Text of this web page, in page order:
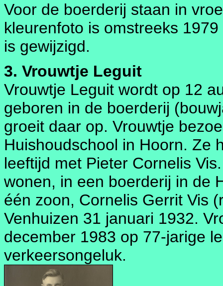
Voor de boerderij staan in
kleurenfoto is omstreeks
is gewijzigd.
3. Vrouwtje Leguit
Vrouwtje Leguit wordt op 12
geboren in de boerderij
groeit daar op. Vrouwtje
Huishoudschool in Hoorn. Ze
leeftijd met Pieter Cornelis
wonen, in een boerderij in de
één zoon, Cornelis Gerrit Vis
Venhuizen 31 januari 1932.
december 1983 op 77-jarige
verkeersongeluk.